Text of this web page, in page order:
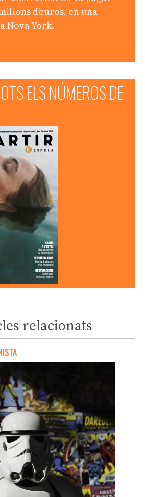
d’euros, en una
Nova York.
ELS NÚMEROS DE
relacionats